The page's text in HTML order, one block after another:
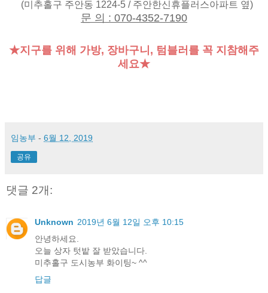
(미추홀구 주안동 1224-5 / 주안한신휴플러스아파트 옆)
문 의 : 070-4352-7190
★지구를 위해 가방, 장바구니, 텀블러를 꼭 지참해주
세요★
임농부 - 6월 12, 2019
공유
댓글 2개:
Unknown 2019년 6월 12일 오후 10:15
안녕하세요.
오늘 상자 텃밭 잘 받았습니다.
미추홀구 도시농부 화이팅~ ^^
답글